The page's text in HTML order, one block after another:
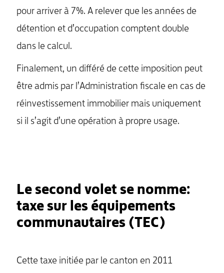
pour arriver à 7%. A relever que les années de
détention et d’occupation comptent double
dans le calcul.
Finalement, un différé de cette imposition peut
être admis par l’Administration fiscale en cas de
réinvestissement immobilier mais uniquement
si il s’agit d’une opération à propre usage.
Le second volet se nomme:
taxe sur les équipements
communautaires (TEC)
Cette taxe initiée par le canton en 2011